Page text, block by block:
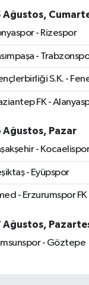
Ağustos,
- Rizespor
-
S.K. -
FK -
Ağustos, Pazar
-
- Eyüpspor
- Erzurumspor FK
Ağustos,
- Göztepe